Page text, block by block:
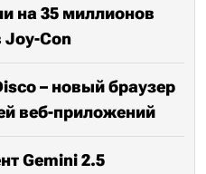
на 35 миллионов
Joy-Con
– новый браузер
веб-приложений
Gemini 2.5